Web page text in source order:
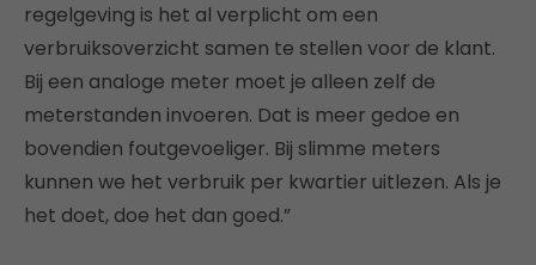
regelgeving is het al verplicht om een
verbruiksoverzicht samen te stellen voor de klant.
Bij een analoge meter moet je alleen zelf de
meterstanden invoeren. Dat is meer gedoe en
bovendien foutgevoeliger. Bij slimme meters
kunnen we het verbruik per kwartier uitlezen. Als je
het doet, doe het dan goed.”